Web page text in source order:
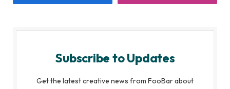
Subscribe to Updates
Get the latest creative news from FooBar about